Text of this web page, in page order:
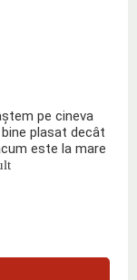
pe cineva
plasat decât
este la mare